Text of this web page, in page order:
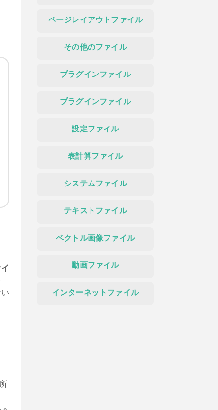
ページレイアウトファイル
その他のファイル
プラグインファイル
プラグインファイル
設定ファイル
表計算ファイル
システムファイル
テキストファイル
ベクトル画像ファイル
動画ファイル
インターネットファイル